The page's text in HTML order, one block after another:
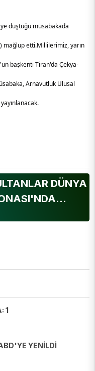
düştüğü müsabakada
mağlup etti.Millilerimiz, yarın
başkenti Tiran'da Çekya-
Arnavutluk Ulusal
DÜNYA
1
YENİLDİ